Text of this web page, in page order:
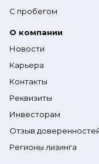
С пробегом
О компании
Новости
Карьера
Контакты
Реквизиты
Инвесторам
Отзыв
Регионы лизинга